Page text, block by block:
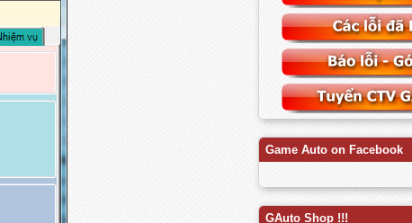
Game Auto on Facebook
GAuto Shop !!!